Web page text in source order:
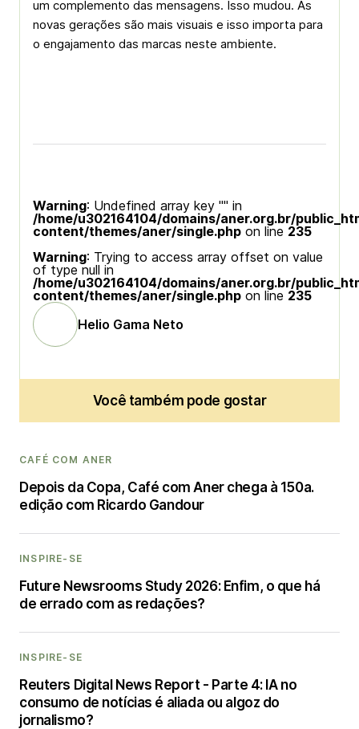
um complemento das mensagens. Isso mudou. As
novas gerações são mais visuais e isso importa para
o engajamento das marcas neste ambiente.
Warning: Undefined array key "" in
/home/u302164104/domains/aner.org.br/
content/themes/aner/single.php on line 235
Warning: Trying to access array offset on value
of type null in
/home/u302164104/domains/aner.org.br/
content/themes/aner/single.php on line 235
Helio Gama Neto
Você também pode gostar
CAFÉ COM ANER
Depois da Copa, Café com Aner chega à 150a.
edição com Ricardo Gandour
INSPIRE-SE
Future Newsrooms Study 2026: Enfim, o que há
de errado com as redações?
INSPIRE-SE
Reuters Digital News Report - Parte 4: IA no
consumo de notícias é aliada ou algoz do
jornalismo?